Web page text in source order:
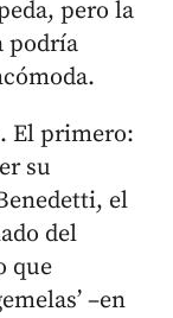
pero la
podría
El primero:
su
el
del
que
–en